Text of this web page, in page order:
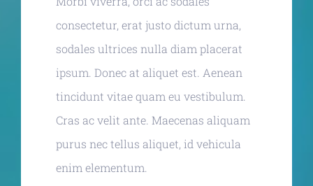
consectetur, erat justo dictum urna,
sodales ultrices nulla diam placerat
ipsum. Donec at aliquet est. Aenean
tincidunt vitae quam eu vestibulum.
Cras ac velit ante. Maecenas aliquam
purus nec tellus aliquet, id vehicula
enim elementum.